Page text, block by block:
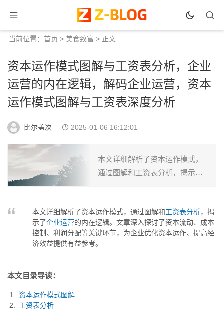
当前位置： 首页 > 美食致富 > 正文
资本运作模式图解与工资表分析，企业
运营的内在逻辑，解码企业运营，资本
运作模式图解与工资表深度分析
比尔盖次 2025-01-06 16:12:01
本文详细解析了资本运作模式，
通过图解和工资表分析，揭示了
润分配等关键环节，为企业优化
资本运作、提高经济效益提供
本文详细解析了资本运作模式，通过图解和工资表分析，揭
示了企业运营的内在逻辑。文章深入探讨了资本流动、成本
控制、利润分配等关键环节，为企业优化资本运作、提高经
济效益提供有益参考。
本文目录导读：
资本运作模式图解
工资表分析